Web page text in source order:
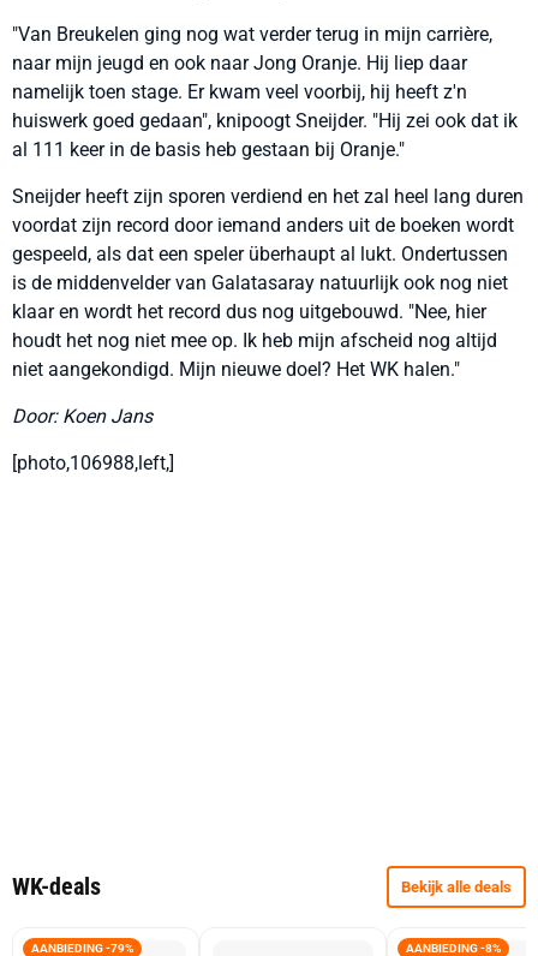
"Van Breukelen ging nog wat verder terug in mijn carrière,
naar mijn jeugd en ook naar Jong Oranje. Hij liep daar
namelijk toen stage. Er kwam veel voorbij, hij heeft z'n
huiswerk goed gedaan", knipoogt Sneijder. "Hij zei ook dat ik
al 111 keer in de basis heb gestaan bij Oranje."
Sneijder heeft zijn sporen verdiend en het zal heel lang duren
voordat zijn record door iemand anders uit de boeken wordt
gespeeld, als dat een speler überhaupt al lukt. Ondertussen
is de middenvelder van Galatasaray natuurlijk ook nog niet
klaar en wordt het record dus nog uitgebouwd. "Nee, hier
houdt het nog niet mee op. Ik heb mijn afscheid nog altijd
niet aangekondigd. Mijn nieuwe doel? Het WK halen."
Door: Koen Jans
[photo,106988,left,]
WK-deals Bekijk alle deals
AANBIEDING -79% AANBIEDING -8%